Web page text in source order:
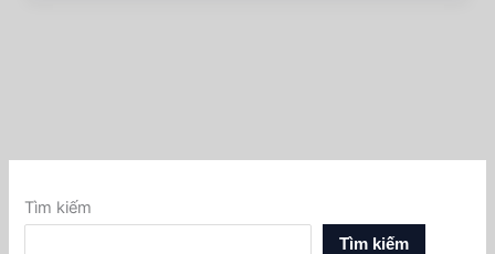
Tìm kiếm
Tìm kiếm